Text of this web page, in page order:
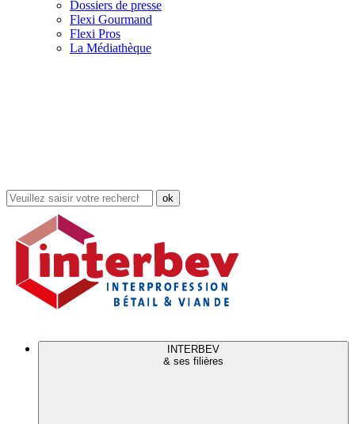
Dossiers de presse
Flexi Gourmand
Flexi Pros
La Médiathèque
Rechercher
dans
site
INTERBEV
& ses filières